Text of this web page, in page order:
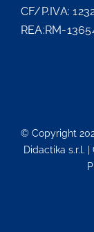
CF/P.IVA:
REA:RM-
© Copyright
Didactika s.r.l. |